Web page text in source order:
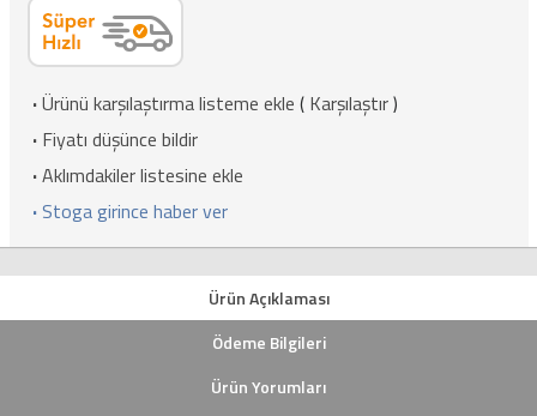
·Ürünü karşılaştırma listeme ekle ( Karşılaştır)
· Fiyatı düşünce bildir
·Aklımdakiler listesine ekle
· Stoga girince haber ver
Ürün Açıklaması
Ödeme Bilgileri
Ürün Yorumları